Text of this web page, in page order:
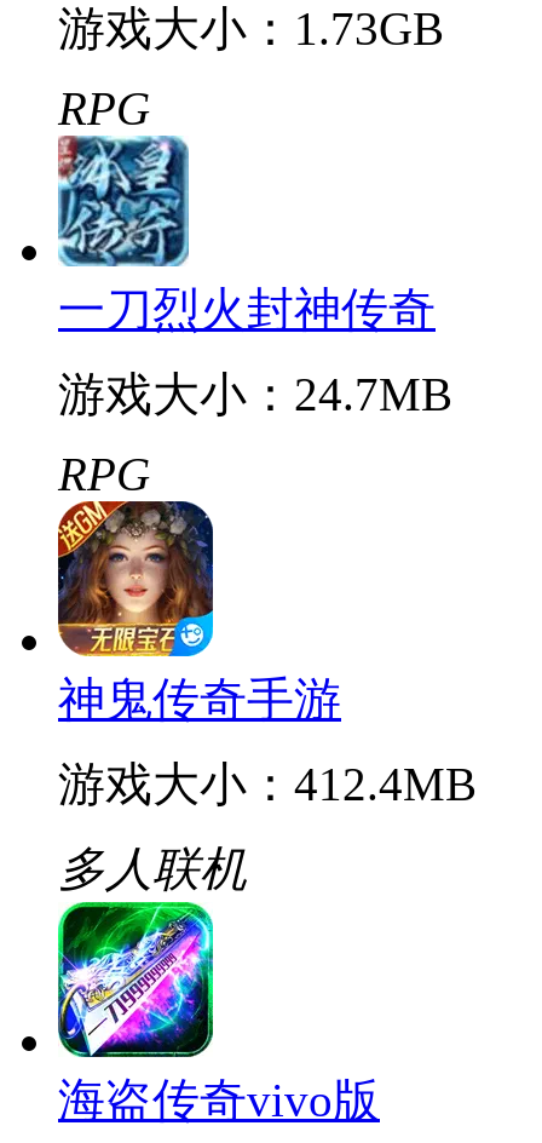
热血传奇佣兵版
游戏大小：1.73GB
RPG
一刀烈火封神传奇
游戏大小：24.7MB
RPG
神鬼传奇手游